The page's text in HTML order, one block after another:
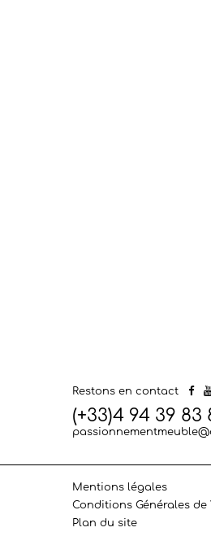
Restons en contact
(+33)4 94 39 83
Mentions légales
Conditions Générales de
Plan du site